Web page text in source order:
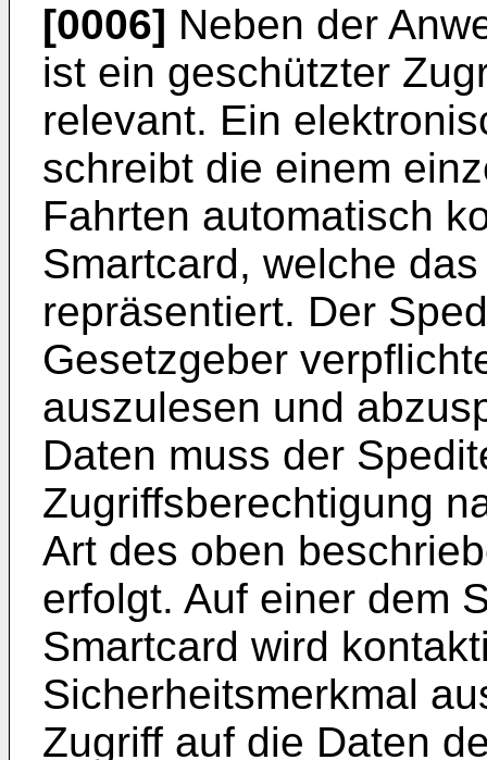
[0006] Neben der
ist ein geschützter
relevant. Ein
schreibt die einem
Fahrten automatisch
Smartcard, welche
repräsentiert. Der
Gesetzgeber
auszulesen und
Daten muss der
Zugriffsberechtigung
Art des oben
erfolgt. Auf einer dem
Smartcard wird
Sicherheitsmerkmal
Zugriff auf die Daten